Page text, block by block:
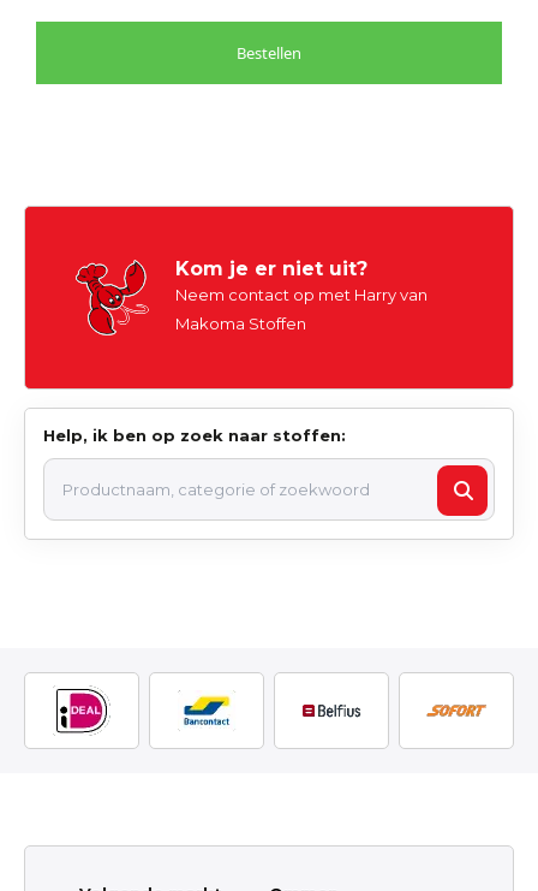
Bestellen
Kom je er niet uit?
Neem contact op met Harry van
Makoma Stoffen
Help, ik ben op zoek naar stoffen: